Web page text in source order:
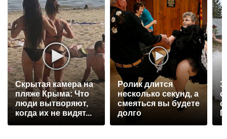
Скрытая камера на
пляже Крыма: Что
люди вытворяют,
когда их не видят...
Ролик длится
несколько секунд, а
смеяться вы будете
долго